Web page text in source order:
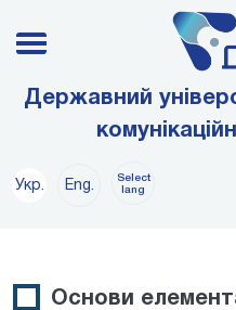
Державний
Укр. Eng.
Select
lang
Основи